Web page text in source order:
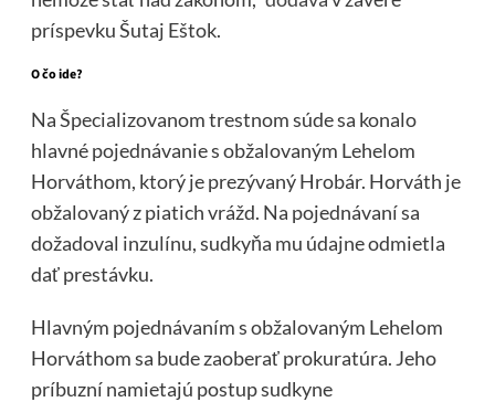
príspevku Šutaj Eštok.
O čo ide?
Na Špecializovanom trestnom súde sa konalo
hlavné pojednávanie s obžalovaným Lehelom
Horváthom, ktorý je prezývaný Hrobár. Horváth je
obžalovaný z piatich vrážd. Na pojednávaní sa
dožadoval inzulínu, sudkyňa mu údajne odmietla
dať prestávku.
Hlavným pojednávaním s obžalovaným Lehelom
Horváthom sa bude zaoberať prokuratúra. Jeho
príbuzní namietajú postup sudkyne